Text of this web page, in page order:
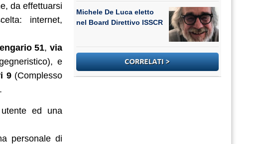
da effettuarsi
internet,
51, via
e
9(Complesso
ed una
personale di
Michele De Luca eletto
nel Board Direttivo ISSCR